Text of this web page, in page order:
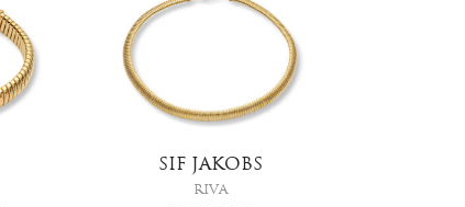
SIF JAKOBS
RIVA